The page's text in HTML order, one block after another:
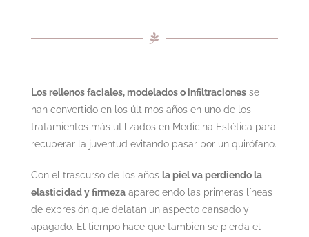
Los rellenos faciales, modelados o infiltracionesse
han convertido en los últimos años en uno de los
tratamientos más utilizados en Medicina Estética para
recuperar la juventud evitando pasar por un quirófano.
Con el trascurso de los años la piel va perdiendo la
elasticidad y firmezaapareciendo las primeras líneas
de expresión que delatan un aspecto cansado y
apagado. El tiempo hace que también se pierda el